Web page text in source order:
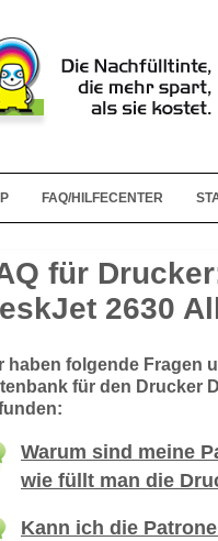
FAQ/HILFECENTER
für
2630
haben folgende Fragen
für den Drucker
Warum sind meine
wie füllt man die
Kann ich die